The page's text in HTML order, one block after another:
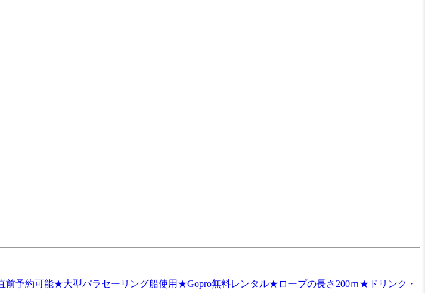
前予約可能★大型パラセーリング船使用★Gopro無料レンタル★ロープの長さ200ｍ★ドリンク・